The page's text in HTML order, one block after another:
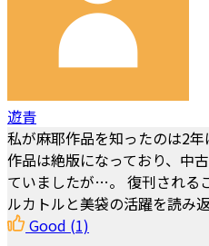
遊青
私が麻耶作品を知ったのは2
作品は絶版になっており、中
ていましたが…。 復刊される
ルカトルと美袋の活躍を読み
Good (1)